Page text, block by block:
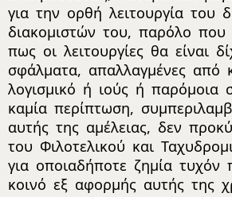
για την ορθή λειτουργία του
διακομιστών του, παρόλο που
πως οι λειτουργίες θα είναι
σφάλματα, απαλλαγμένες από
λογισμικό ή ιούς ή παρόμοια
καμία περίπτωση,
αυτής της αμέλειας, δεν
του Φιλοτελικού και
για οποιαδήποτε ζημία τυχόν
κοινό εξ αφορμής αυτής της